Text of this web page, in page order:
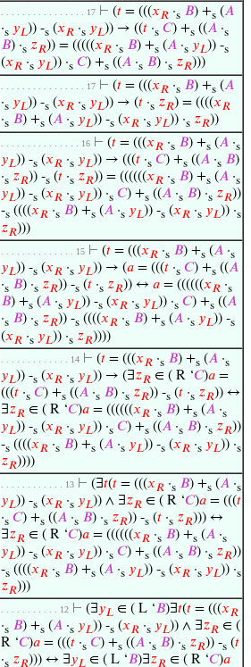
. . . . . . . . . . . . . . . . 17 ⊢ (𝑡 = (((𝑥𝑅 ·s 𝐵) +s (𝐴
·s 𝑦𝐿)) -s (𝑥𝑅 ·s 𝑦𝐿)) → ((𝑡 ·s 𝐶) +s ((𝐴 ·s
𝐵) ·s 𝑧𝑅)) = (((((𝑥𝑅 ·s 𝐵) +s (𝐴 ·s 𝑦𝐿)) -s
(𝑥𝑅 ·s 𝑦𝐿)) ·s 𝐶) +s ((𝐴 ·s 𝐵) ·s 𝑧𝑅)))
. . . . . . . . . . . . . . . . 17 ⊢ (𝑡 = (((𝑥𝑅 ·s 𝐵) +s (𝐴
·s 𝑦𝐿)) -s (𝑥𝑅 ·s 𝑦𝐿)) → (𝑡 ·s 𝑧𝑅) = ((((𝑥𝑅
·s 𝐵) +s (𝐴 ·s 𝑦𝐿)) -s (𝑥𝑅 ·s 𝑦𝐿)) ·s 𝑧𝑅))
. . . . . . . . . . . . . . . 16 ⊢ (𝑡 = (((𝑥𝑅 ·s 𝐵) +s (𝐴 ·s
𝑦𝐿)) -s (𝑥𝑅 ·s 𝑦𝐿)) → (((𝑡 ·s 𝐶) +s ((𝐴 ·s 𝐵)
·s 𝑧𝑅)) -s (𝑡 ·s 𝑧𝑅)) = ((((((𝑥𝑅 ·s 𝐵) +s (𝐴 ·s
𝑦𝐿)) -s (𝑥𝑅 ·s 𝑦𝐿)) ·s 𝐶) +s ((𝐴 ·s 𝐵) ·s 𝑧𝑅))
-s ((((𝑥𝑅 ·s 𝐵) +s (𝐴 ·s 𝑦𝐿)) -s (𝑥𝑅 ·s 𝑦𝐿)) ·s
𝑧𝑅)))
. . . . . . . . . . . . . . 15 ⊢ (𝑡 = (((𝑥𝑅 ·s 𝐵) +s (𝐴 ·s
𝑦𝐿)) -s (𝑥𝑅 ·s 𝑦𝐿)) → (𝑎 = (((𝑡 ·s 𝐶) +s ((𝐴
·s 𝐵) ·s 𝑧𝑅)) -s (𝑡 ·s 𝑧𝑅)) ↔ 𝑎 = ((((((𝑥𝑅 ·s
𝐵) +s (𝐴 ·s 𝑦𝐿)) -s (𝑥𝑅 ·s 𝑦𝐿)) ·s 𝐶) +s ((𝐴
·s 𝐵) ·s 𝑧𝑅)) -s ((((𝑥𝑅 ·s 𝐵) +s (𝐴 ·s 𝑦𝐿)) -s
(𝑥𝑅 ·s 𝑦𝐿)) ·s 𝑧𝑅))))
. . . . . . . . . . . . . 14 ⊢ (𝑡 = (((𝑥𝑅 ·s 𝐵) +s (𝐴 ·s
𝑦𝐿)) -s (𝑥𝑅 ·s 𝑦𝐿)) → (∃𝑧𝑅 ∈ ( R ‘𝐶)𝑎 =
(((𝑡 ·s 𝐶) +s ((𝐴 ·s 𝐵) ·s 𝑧𝑅)) -s (𝑡 ·s 𝑧𝑅)) ↔
∃𝑧𝑅 ∈ ( R ‘𝐶)𝑎 = ((((((𝑥𝑅 ·s 𝐵) +s (𝐴 ·s
𝑦𝐿)) -s (𝑥𝑅 ·s 𝑦𝐿)) ·s 𝐶) +s ((𝐴 ·s 𝐵) ·s 𝑧𝑅))
-s ((((𝑥𝑅 ·s 𝐵) +s (𝐴 ·s 𝑦𝐿)) -s (𝑥𝑅 ·s 𝑦𝐿)) ·s
𝑧𝑅))))
. . . . . . . . . . . . 13 ⊢ (∃𝑡(𝑡 = (((𝑥𝑅 ·s 𝐵) +s (𝐴 ·s
𝑦𝐿)) -s (𝑥𝑅 ·s 𝑦𝐿)) ∧ ∃𝑧𝑅 ∈ ( R ‘𝐶)𝑎 = (((𝑡
·s 𝐶) +s ((𝐴 ·s 𝐵) ·s 𝑧𝑅)) -s (𝑡 ·s 𝑧𝑅))) ↔
∃𝑧𝑅 ∈ ( R ‘𝐶)𝑎 = ((((((𝑥𝑅 ·s 𝐵) +s (𝐴 ·s
𝑦𝐿)) -s (𝑥𝑅 ·s 𝑦𝐿)) ·s 𝐶) +s ((𝐴 ·s 𝐵) ·s 𝑧𝑅))
-s ((((𝑥𝑅 ·s 𝐵) +s (𝐴 ·s 𝑦𝐿)) -s (𝑥𝑅 ·s 𝑦𝐿)) ·s
𝑧𝑅)))
. . . . . . . . . . . 12 ⊢ (∃𝑦𝐿 ∈ ( L ‘𝐵)∃𝑡(𝑡 = (((𝑥𝑅
·s 𝐵) +s (𝐴 ·s 𝑦𝐿)) -s (𝑥𝑅 ·s 𝑦𝐿)) ∧ ∃𝑧𝑅 ∈ (
R ‘𝐶)𝑎 = (((𝑡 ·s 𝐶) +s ((𝐴 ·s 𝐵) ·s 𝑧𝑅)) -s (𝑡
·s 𝑧𝑅))) ↔ ∃𝑦𝐿 ∈ ( L ‘𝐵)∃𝑧𝑅 ∈ ( R ‘𝐶)𝑎